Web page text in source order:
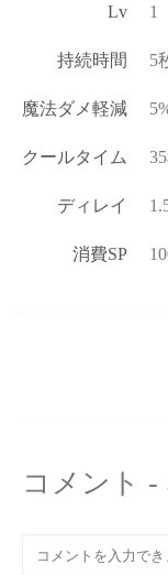
Lv 1
持続時間 5
魔法ダメ軽減
クールタイム
ディレイ
消費SP
コメント -